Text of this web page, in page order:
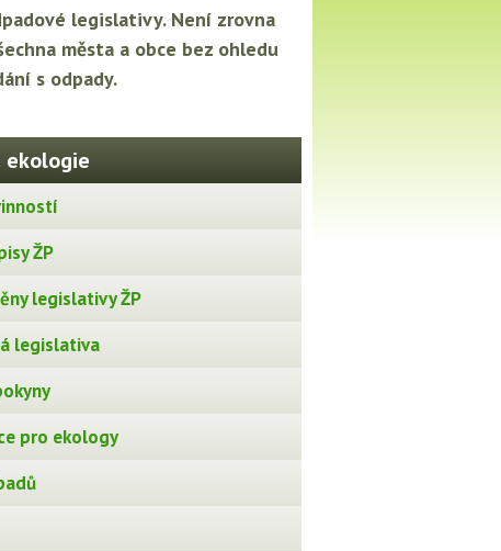
legislativy. Není zrovna
města a obce bez ohledu
s odpady.
ekologie
ŽP
legislativy ŽP
legislativa
pro ekology